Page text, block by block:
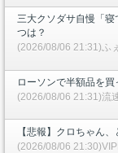
三大クソダサ自慢「
つは？
(2026/08/06 21:31)ふ
ローソンで半額品を
(2026/08/06 21:31)流
【悲報】クロちゃん
(2026/08/06